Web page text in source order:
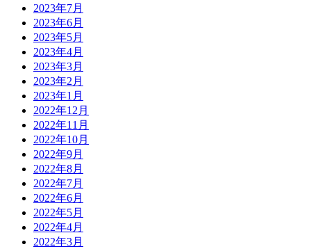
2023年7月
2023年6月
2023年5月
2023年4月
2023年3月
2023年2月
2023年1月
2022年12月
2022年11月
2022年10月
2022年9月
2022年8月
2022年7月
2022年6月
2022年5月
2022年4月
2022年3月